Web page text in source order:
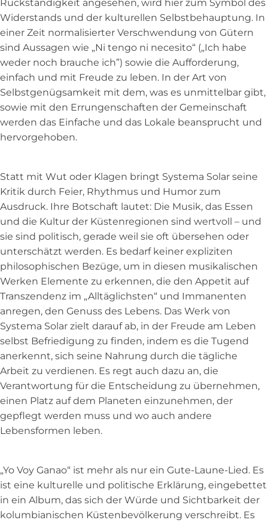
Rückständigkeit angesehen, wird hier zum Symbol des
Widerstands und der kulturellen Selbstbehauptung. In
einer Zeit normalisierter Verschwendung von Gütern
sind Aussagen wie „Ni tengo ni necesito“ („Ich habe
weder noch brauche ich”) sowie die Aufforderung,
einfach und mit Freude zu leben. In der Art von
Selbstgenügsamkeit mit dem, was es unmittelbar gibt,
sowie mit den Errungenschaften der Gemeinschaft
werden das Einfache und das Lokale beansprucht und
hervorgehoben.
Statt mit Wut oder Klagen bringt Systema Solar seine
Kritik durch Feier, Rhythmus und Humor zum
Ausdruck. Ihre Botschaft lautet: Die Musik, das Essen
und die Kultur der Küstenregionen sind wertvoll – und
sie sind politisch, gerade weil sie oft übersehen oder
unterschätzt werden. Es bedarf keiner expliziten
philosophischen Bezüge, um in diesen musikalischen
Werken Elemente zu erkennen, die den Appetit auf
Transzendenz im „Alltäglichsten“ und Immanenten
anregen, den Genuss des Lebens. Das Werk von
Systema Solar zielt darauf ab, in der Freude am Leben
selbst Befriedigung zu finden, indem es die Tugend
anerkennt, sich seine Nahrung durch die tägliche
Arbeit zu verdienen. Es regt auch dazu an, die
Verantwortung für die Entscheidung zu übernehmen,
einen Platz auf dem Planeten einzunehmen, der
gepflegt werden muss und wo auch andere
Lebensformen leben.
„Yo Voy Ganao“ ist mehr als nur ein Gute-Laune-Lied. Es
ist eine kulturelle und politische Erklärung, eingebettet
in ein Album, das sich der Würde und Sichtbarkeit der
kolumbianischen Küstenbevölkerung verschreibt. Es